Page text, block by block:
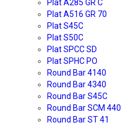
Plat A285 GR C
Plat A516 GR 70
Plat S45C
Plat S50C
Plat SPCC SD
Plat SPHC PO
Round Bar 4140
Round Bar 4340
Round Bar S45C
Round Bar SCM 440
Round Bar ST 41